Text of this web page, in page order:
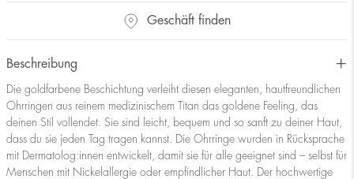
Geschäft finden
Beschreibung
Die goldfarbene Beschichtung verleiht diesen eleganten, hautfreundlichen
Ohrringen aus reinem medizinischem Titan das goldene Feeling, das
deinen Stil vollendet. Sie sind leicht, bequem und so sanft zu deiner Haut,
dass du sie jeden Tag tragen kannst. Die Ohrringe wurden in Rücksprache
mit Dermatolog:innen entwickelt, damit sie für alle geeignet sind – selbst für
Menschen mit Nickelallergie oder empfindlicher Haut. Der hochwertige